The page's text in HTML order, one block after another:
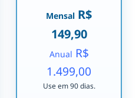
Mensal R$
149,90
Anual R$
1.499,00
Use em 90 dias.